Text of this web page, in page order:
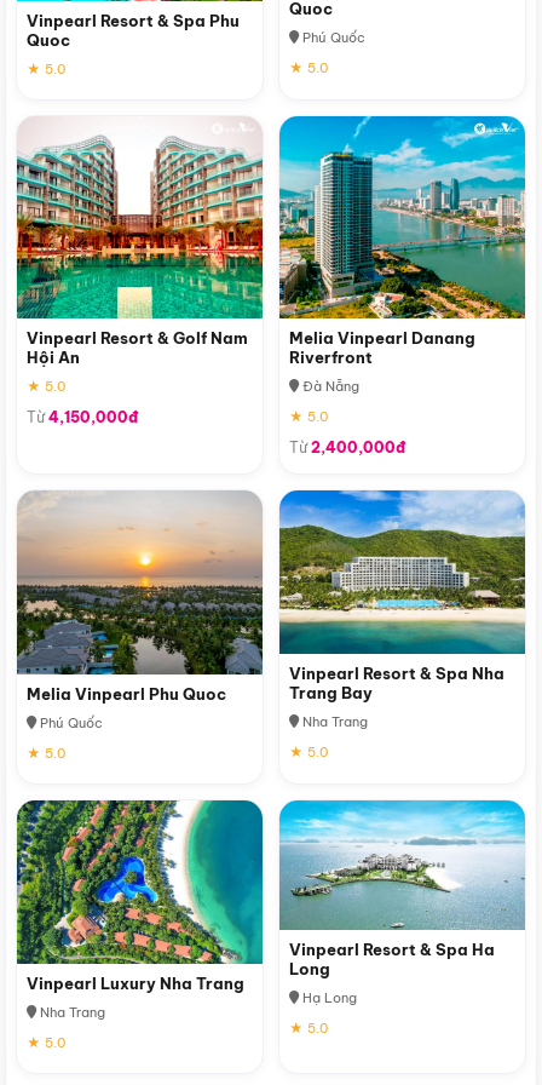
Vinpearl Resort & Spa Phu
Quoc
★ 5.0
Quoc
Phú Quốc
★ 5.0
Vinpearl Resort & Golf Nam
Hội An
★ 5.0
Từ4,150,000đ
Melia Vinpearl Danang
Riverfront
Đà Nẵng
★ 5.0
Từ2,400,000đ
Melia Vinpearl Phu Quoc
Phú Quốc
★ 5.0
Vinpearl Resort & Spa Nha
Trang Bay
Nha Trang
★ 5.0
Vinpearl Luxury Nha Trang
Nha Trang
★ 5.0
Vinpearl Resort & Spa Ha
Long
Hạ Long
★ 5.0